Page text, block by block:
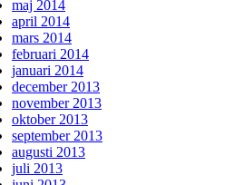
maj 2014
april 2014
mars 2014
februari 2014
januari 2014
december 2013
november 2013
oktober 2013
september 2013
augusti 2013
juli 2013